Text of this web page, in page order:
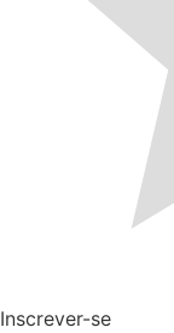
Inscrever-se